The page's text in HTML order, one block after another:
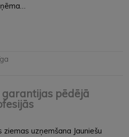
pēdējā
uzņemšana Jauniešu